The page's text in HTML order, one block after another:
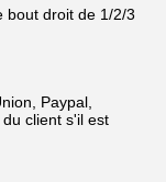
bout droit de 1/2/3
Paypal,
client s'il est